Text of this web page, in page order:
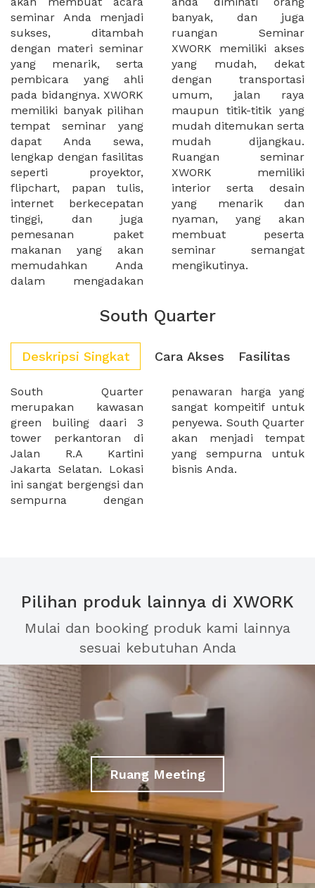
seminar Anda menjadi
sukses, ditambah
dengan materi seminar
yang menarik, serta
pembicara yang ahli
pada bidangnya. XWORK
memiliki banyak pilihan
tempat seminar yang
dapat Anda sewa,
lengkap dengan fasilitas
seperti proyektor,
flipchart, papan tulis,
internet berkecepatan
tinggi, dan juga
pemesanan paket
makanan yang akan
memudahkan Anda
dalam mengadakan
banyak, dan juga
ruangan Seminar
XWORK memiliki akses
yang mudah, dekat
dengan transportasi
umum, jalan raya
maupun titik-titik yang
mudah ditemukan serta
mudah dijangkau.
Ruangan seminar
XWORK memiliki
interior serta desain
yang menarik dan
nyaman, yang akan
membuat peserta
seminar semangat
mengikutinya.
South Quarter
Deskripsi Singkat Cara Akses Fasilitas
South Quarter
merupakan kawasan
green builing daari 3
tower perkantoran di
Jalan R.A Kartini
Jakarta Selatan. Lokasi
ini sangat bergengsi dan
sempurna dengan
penawaran harga yang
sangat kompeitif untuk
penyewa. South Quarter
akan menjadi tempat
yang sempurna untuk
bisnis Anda.
Pilihan produk lainnya di XWORK
Mulai dan booking produk kami lainnya
sesuai kebutuhan Anda
Ruang Meeting